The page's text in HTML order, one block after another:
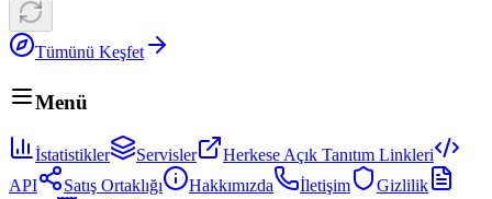
Tümünü Keşfet
Menü
İstatistikler Servisler
Herkese Açık Tanıtım Linkleri
API
Satış Ortaklığı Hakkımızda İletişim
Gizlilik